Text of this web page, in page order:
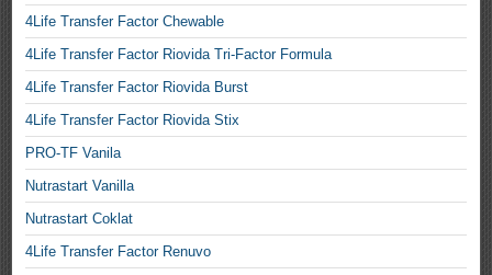
4Life Transfer Factor Chewable
4Life Transfer Factor Riovida Tri-Factor Formula
4Life Transfer Factor Riovida Burst
4Life Transfer Factor Riovida Stix
PRO-TF Vanila
Nutrastart Vanilla
Nutrastart Coklat
4Life Transfer Factor Renuvo